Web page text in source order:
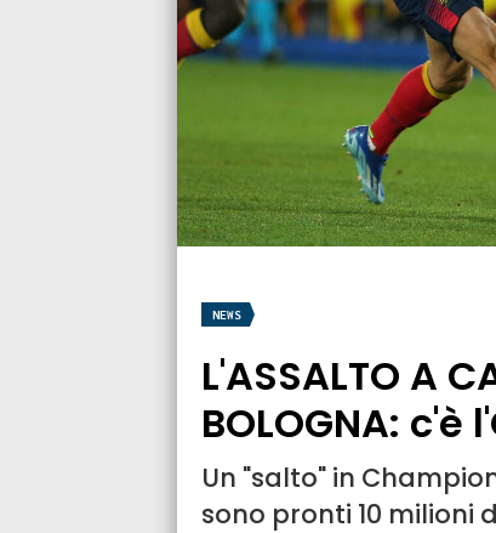
NEWS
L'ASSALTO A
BOLOGNA: c'è
Un "salto" in
sono pronti 10 milioni